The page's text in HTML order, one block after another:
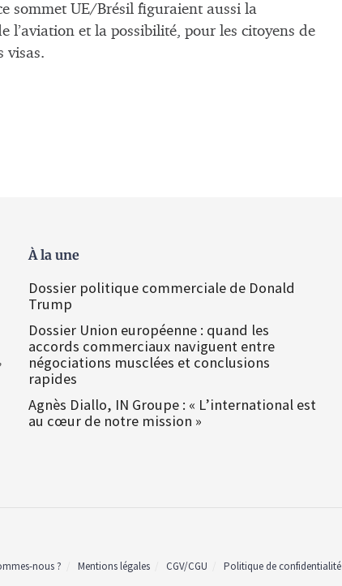
sommet UE/Brésil figuraient aussi la
l’aviation et la possibilité, pour les citoyens de
visas.
À la une
Dossier politique commerciale de Donald
Trump
Dossier Union européenne : quand les
accords commerciaux naviguent entre
négociations musclées et conclusions
rapides
Agnès Diallo, IN Groupe : « L’international est
au cœur de notre mission »
nous ? Mentions légales CGV/CGU Politique de confidentialité